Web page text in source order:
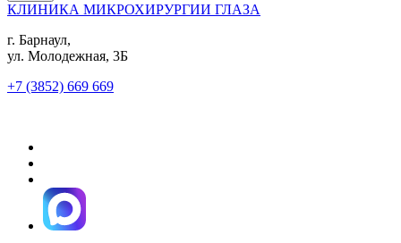
КЛИНИКА МИКРОХИРУРГИИ ГЛАЗА
г. Барнаул,
ул. Молодежная, 3Б
+7 (3852) 669 669